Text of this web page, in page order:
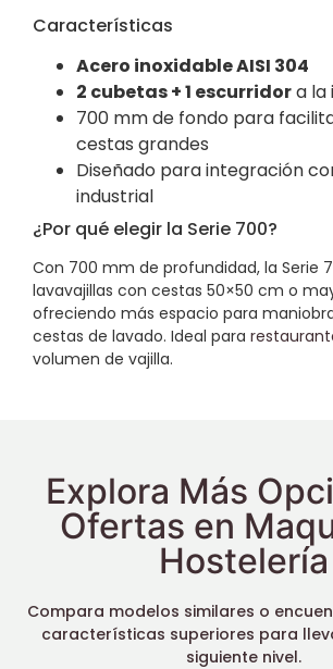
Características
Acero inoxidable AISI 304
2 cubetas + 1 escurridora la
700 mm de fondo para
cestas grandes
Diseñado para integración
industrial
¿Por qué elegir la Serie 700?
Con 700 mm de profundidad, la Serie
lavavajillas con cestas 50×50 cm o
ofreciendo más espacio para
cestas de lavado. Ideal para
volumen de vajilla.
Explora Más
Ofertas en
Hostelería
Compara modelos similares o
características superiores para
siguiente nivel.